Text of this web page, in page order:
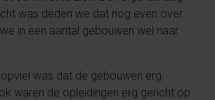
was deden we dat nog even over.
in een aantal gebouwen wel naar
was dat de gebouwen erg
waren de opleidingen erg gericht op